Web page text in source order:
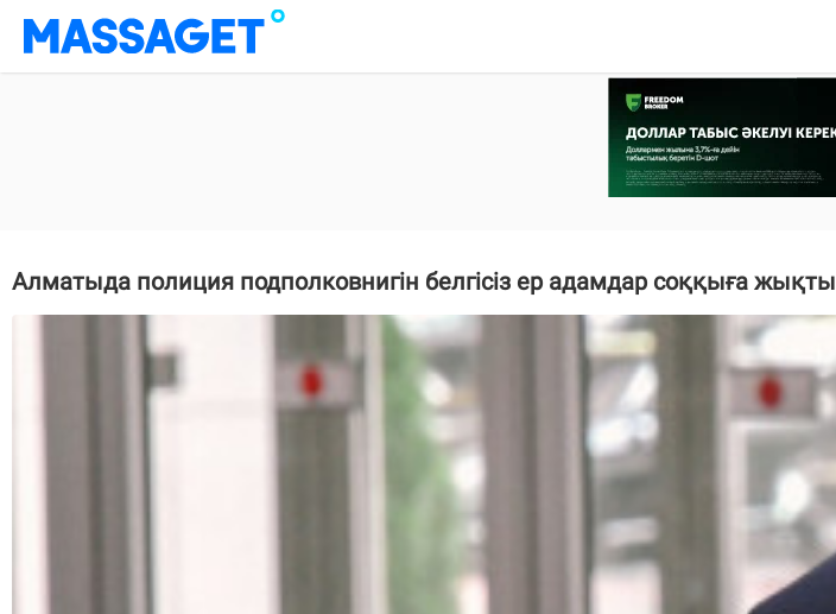
Алматыда полиция подполковнигін белгісіз ер адамдар соққыға жықты